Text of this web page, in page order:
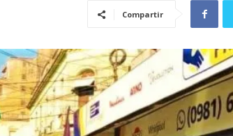
Compartir